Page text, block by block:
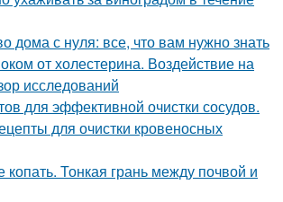
дома с нуля: все, что вам нужно знать
от холестерина. Воздействие на
исследований
для эффективной очистки сосудов.
для очистки кровеносных
копать. Тонкая грань между почвой и